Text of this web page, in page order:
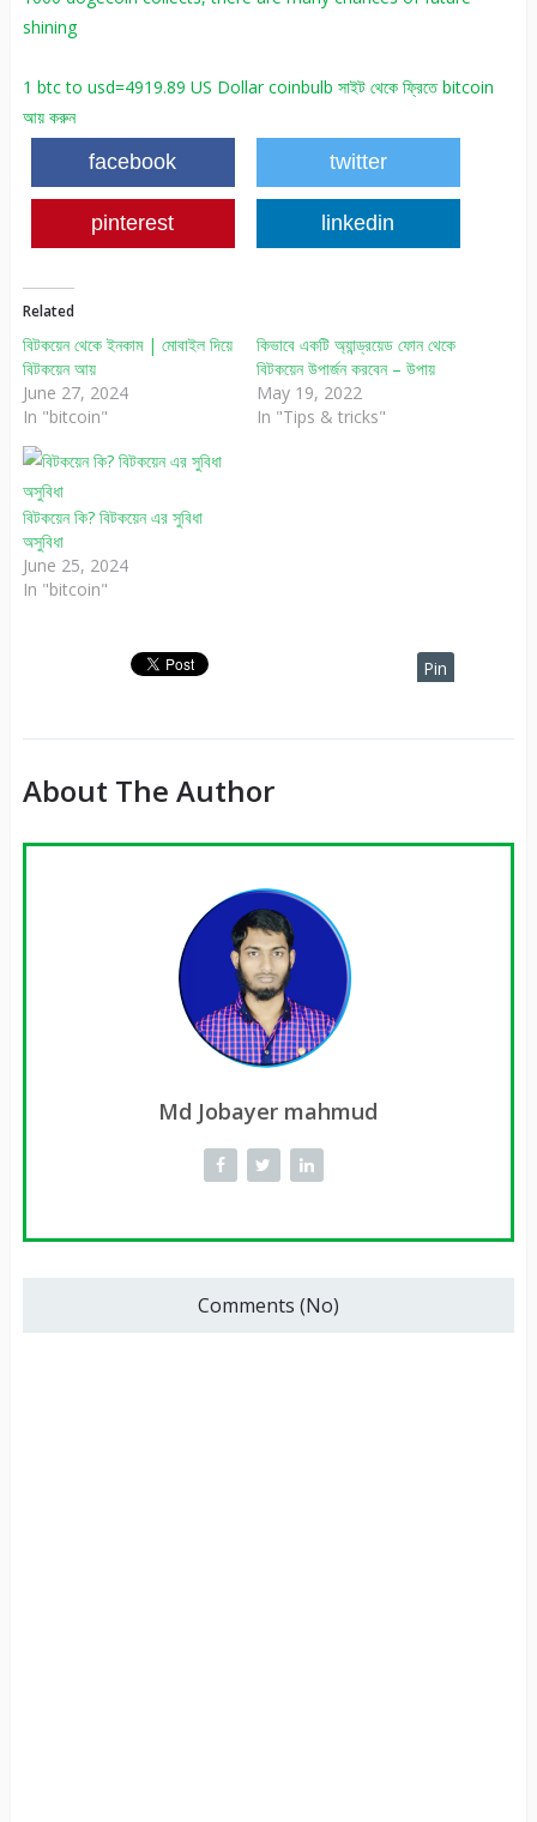
shining
1 btc to usd=4919.89 US Dollar coinbulb সাইট থেকে ফ্রিতে bitcoin
আয় করুন
facebook twitter
pinterest linkedin
Related
বিটকয়েন থেকে ইনকাম | মোবাইল দিয়ে
বিটকয়েন আয়
June 27, 2024
In "bitcoin"
কিভাবে একটি অ্যান্ড্রয়েড ফোন থেকে
বিটকয়েন উপার্জন করবেন – উপায়
May 19, 2022
In "Tips & tricks"
বিটকয়েন কি? বিটকয়েন এর সুবিধা
অসুবিধা
June 25, 2024
In "bitcoin"
Pin
About The Author
Md Jobayer mahmud
Comments (No)